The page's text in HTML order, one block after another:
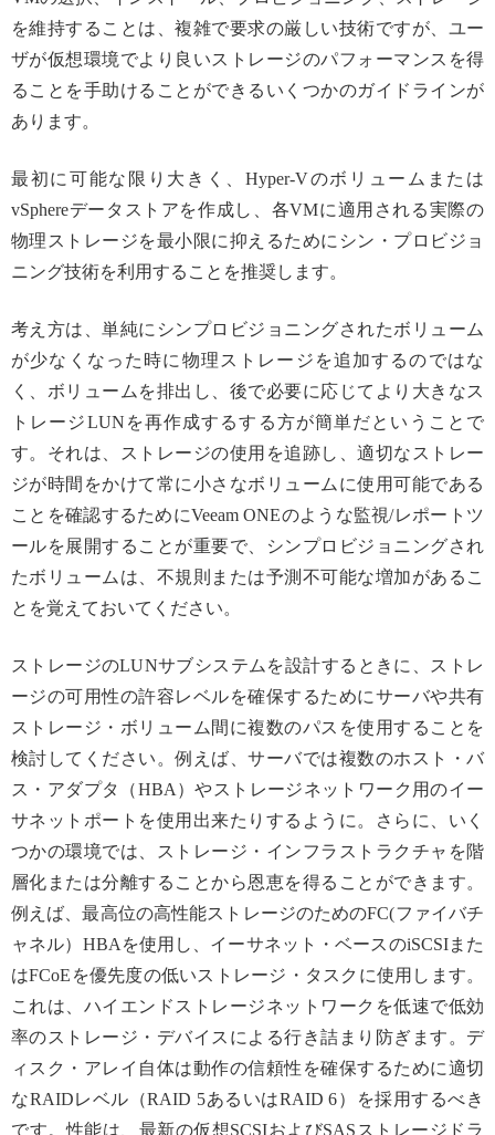
を維持することは、複雑で要求の厳しい技術ですが、ユー
ザが仮想環境でより良いストレージのパフォーマンスを得
ることを手助けることができるいくつかのガイドラインが
あります。
最初に可能な限り大きく、Hyper-Vのボリュームまたは
vSphereデータストアを作成し、各VMに適用される実際の
物理ストレージを最小限に抑えるためにシン・プロビジョ
ニング技術を利用することを推奨します。
考え方は、単純にシンプロビジョニングされたボリューム
が少なくなった時に物理ストレージを追加するのではな
く、ボリュームを排出し、後で必要に応じてより大きなス
トレージLUNを再作成するする方が簡単だということで
す。それは、ストレージの使用を追跡し、適切なストレー
ジが時間をかけて常に小さなボリュームに使用可能である
ことを確認するためにVeeam ONEのような監視/レポートツ
ールを展開することが重要で、シンプロビジョニングされ
たボリュームは、不規則または予測不可能な増加があるこ
とを覚えておいてください。
ストレージのLUNサブシステムを設計するときに、ストレ
ージの可用性の許容レベルを確保するためにサーバや共有
ストレージ・ボリューム間に複数のパスを使用することを
検討してください。例えば、サーバでは複数のホスト・バ
ス・アダプタ（HBA）やストレージネットワーク用のイー
サネットポートを使用出来たりするように。さらに、いく
つかの環境では、ストレージ・インフラストラクチャを階
層化または分離することから恩恵を得ることができます。
例えば、最高位の高性能ストレージのためのFC(ファイバチ
ャネル）HBAを使用し、イーサネット・ベースのiSCSIまた
はFCoEを優先度の低いストレージ・タスクに使用します。
これは、ハイエンドストレージネットワークを低速で低効
率のストレージ・デバイスによる行き詰まり防ぎます。デ
ィスク・アレイ自体は動作の信頼性を確保するために適切
なRAIDレベル（RAID 5あるいはRAID 6）を採用するべき
です。性能は、最新の仮想SCSIおよびSASストレージドラ